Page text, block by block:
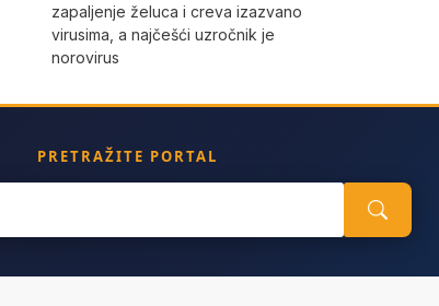
zapaljenje želuca i creva izazvano
virusima, a najčešći uzročnik je
norovirus
PRETRAŽITE PORTAL